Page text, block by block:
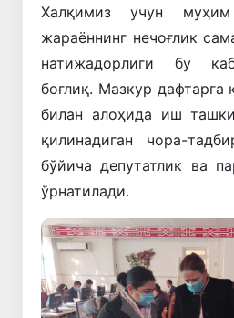
Халқимиз учун
жараённинг нечоғлик
натижадорлиги бу
боғлиқ. Мазкур дафтарга
билан алоҳида иш
қилинадиган чора-
бўйича депутатлик ва
ўрнатилади.